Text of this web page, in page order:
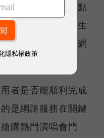
一時間、單一地點
視使用者在真實生
能反映電信業者網
者是否能順利完成
是網路服務在關鍵
購熱門演唱會門
隱私權政策